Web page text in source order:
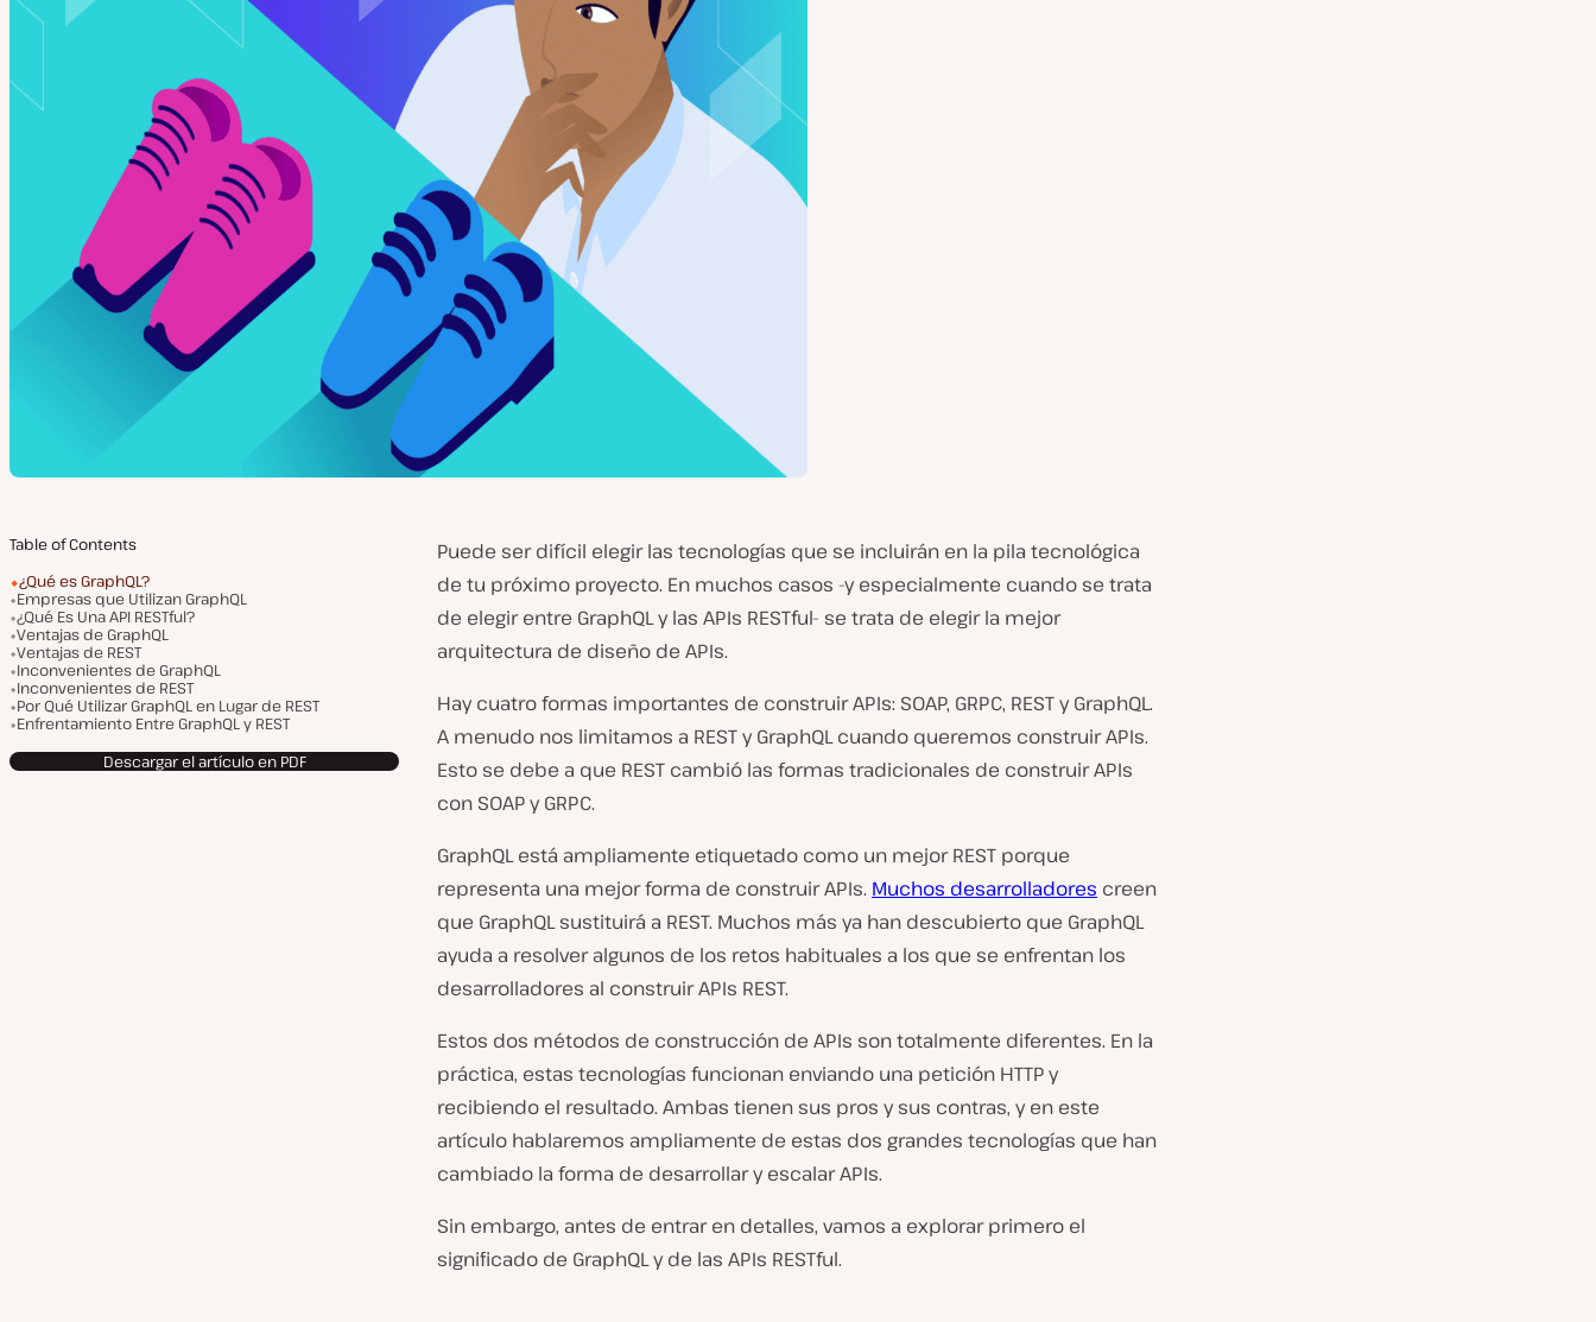
Table of Contents
¿Qué es GraphQL?
Empresas que Utilizan GraphQL
¿Qué Es Una API RESTful?
Ventajas de GraphQL
Ventajas de REST
Inconvenientes de GraphQL
Inconvenientes de REST
Por Qué Utilizar GraphQL en Lugar de REST
Enfrentamiento Entre GraphQL y REST
Descargar el artículo en PDF
Puede ser difícil elegir las tecnologías que se incluirán en la pila tecnológica
de tu próximo proyecto. En muchos casos -y especialmente cuando se trata
de elegir entre GraphQL y las APIs RESTful- se trata de elegir la mejor
arquitectura de diseño de APIs.
Hay cuatro formas importantes de construir APIs: SOAP, GRPC, REST y GraphQL.
A menudo nos limitamos a REST y GraphQL cuando queremos construir APIs.
Esto se debe a que REST cambió las formas tradicionales de construir APIs
con SOAP y GRPC.
GraphQL está ampliamente etiquetado como un mejor REST porque
representa una mejor forma de construir APIs. Muchos desarrolladores creen
que GraphQL sustituirá a REST. Muchos más ya han descubierto que GraphQL
ayuda a resolver algunos de los retos habituales a los que se enfrentan los
desarrolladores al construir APIs REST.
Estos dos métodos de construcción de APIs son totalmente diferentes. En la
práctica, estas tecnologías funcionan enviando una petición HTTP y
recibiendo el resultado. Ambas tienen sus pros y sus contras, y en este
artículo hablaremos ampliamente de estas dos grandes tecnologías que han
cambiado la forma de desarrollar y escalar APIs.
Sin embargo, antes de entrar en detalles, vamos a explorar primero el
significado de GraphQL y de las APIs RESTful.